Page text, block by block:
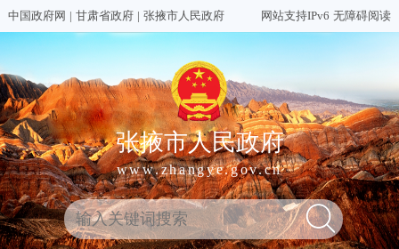
中国政府网 | 甘肃省政府 | 张掖市人民政府 网站支持IPv6 无障碍阅读
张掖市人民政府
www.zhangye.gov.cn